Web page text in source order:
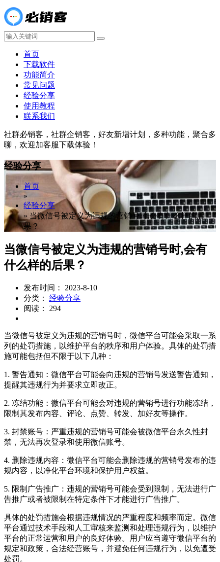
首页
下载软件
功能简介
常见问题
经验分享
使用教程
联系我们
社群必销客，社群企销客，好友新增计划，多种功能，聚合多
聊，欢迎加客服下载体验！
经验分享
首页
»
经验分享
» 当微信号被定义为违规的营销号时,会有什么样的后
果？
当微信号被定义为违规的营销号时,会有
什么样的后果？
发布时间： 2023-8-10
分类： 经验分享
阅读： 294
当微信号被定义为违规的营销号时，微信平台可能会采取一系
列的处罚措施，以维护平台的秩序和用户体验。具体的处罚措
施可能包括但不限于以下几种：
1. 警告通知：微信平台可能会向违规的营销号发送警告通知，
提醒其违规行为并要求立即改正。
2. 冻结功能：微信平台可能会对违规的营销号进行功能冻结，
限制其发布内容、评论、点赞、转发、加好友等操作。
3. 封禁账号：严重违规的营销号可能会被微信平台永久性封
禁，无法再次登录和使用微信账号。
4. 删除违规内容：微信平台可能会删除违规的营销号发布的违
规内容，以净化平台环境和保护用户权益。
5. 限制广告推广：违规的营销号可能会受到限制，无法进行广
告推广或者被限制在特定条件下才能进行广告推广。
具体的处罚措施会根据违规情况的严重程度和频率而定。微信
平台通过技术手段和人工审核来监测和处理违规行为，以维护
平台的正常运营和用户的良好体验。用户应当遵守微信平台的
规定和政策，合法经营账号，并避免任何违规行为，以免遭受
处罚。